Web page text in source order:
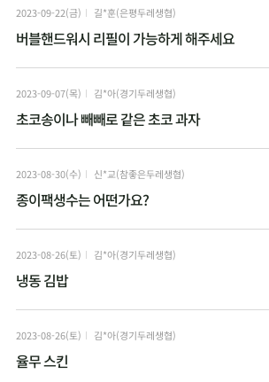
2023-09-22(금) 길*훈(은평두레생협)
버블핸드워시 리필이 가능하게 해주세요
2023-09-07(목) 김*아(경기두레생협)
초코송이나 빼빼로 같은 초코 과자
2023-08-30(수) 신*교(참좋은두레생협)
종이팩생수는 어떤가요?
2023-08-26(토) 김*아(경기두레생협)
냉동 김밥
2023-08-26(토) 김*아(경기두레생협)
율무 스킨